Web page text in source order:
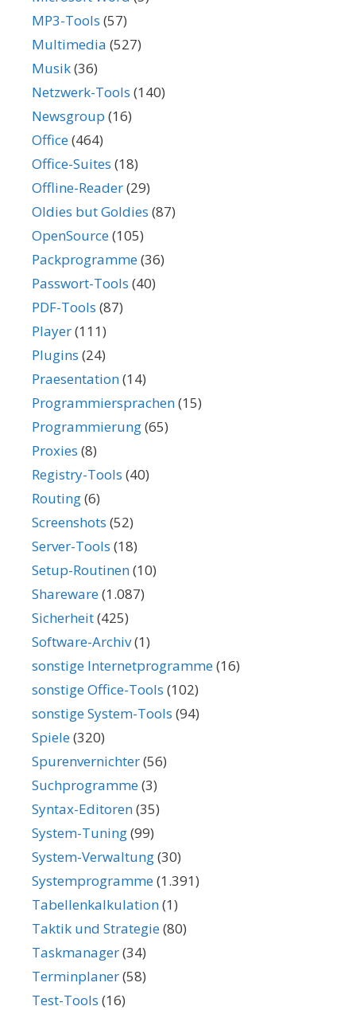
MP3-Tools (57)
Multimedia (527)
Musik(36)
Netzwerk-Tools (140)
Newsgroup (16)
Office(464)
Office-Suites (18)
Offline-Reader(29)
Oldies but Goldies (87)
OpenSource(105)
Packprogramme(36)
Passwort-Tools (40)
PDF-Tools (87)
Player(111)
Plugins (24)
Praesentation(14)
Programmiersprachen(15)
Programmierung(65)
Proxies (8)
Registry-Tools (40)
Routing(6)
Screenshots (52)
Server-Tools (18)
Setup-Routinen(10)
Shareware(1.087)
Sicherheit(425)
Software-Archiv(1)
sonstige Internetprogramme(16)
sonstige Office-Tools (102)
sonstige System-Tools (94)
Spiele(320)
Spurenvernichter(56)
Suchprogramme(3)
Syntax-Editoren(35)
System-Tuning(99)
System-Verwaltung(30)
Systemprogramme(1.391)
Tabellenkalkulation(1)
Taktik und Strategie(80)
Taskmanager(34)
Terminplaner(58)
Test-Tools (16)